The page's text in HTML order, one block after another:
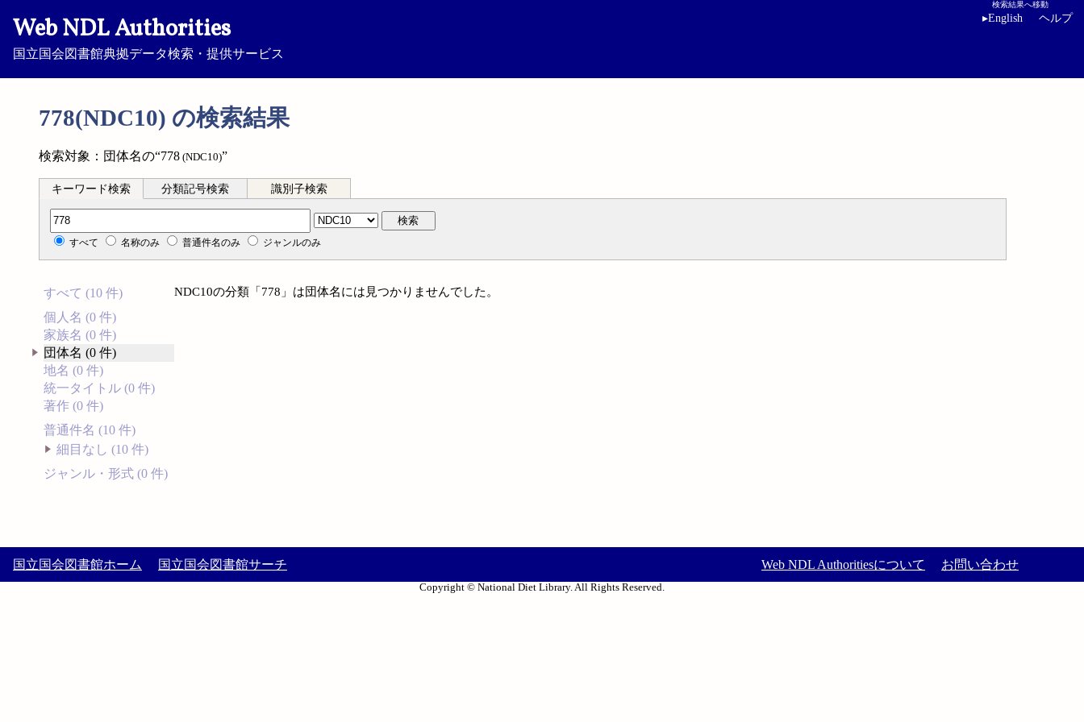
Web NDL Authorities
国立国会図書館典拠データ検索・提供サービス
検索結果へ移動
▸English ヘルプ
778(NDC10) の検索結果
検索対象：団体名の“778 (NDC10)”
キーワード検索 分類記号検索 識別子検索
分類記号検索 検索
すべて 名称のみ 普通件名のみ ジャンルのみ
すべて (10 件)
個人名 (0 件)
家族名 (0 件)
団体名 (0 件)
地名 (0 件)
統一タイトル (0 件)
著作 (0 件)
普通件名 (10 件)
細目なし (10 件)
ジャンル・形式 (0 件)
NDC10の分類「778」は団体名には見つかりませんでした。
国立国会図書館ホーム 国立国会図書館サーチ Web NDL Authoritiesについて お問い合わせ
Copyright © National Diet Library. All Rights Reserved.